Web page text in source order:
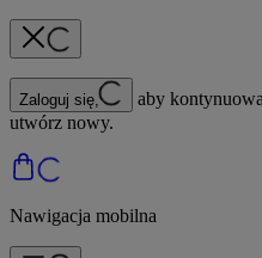
Zaloguj się,
aby
utwórz nowy.
Nawigacja mobilna